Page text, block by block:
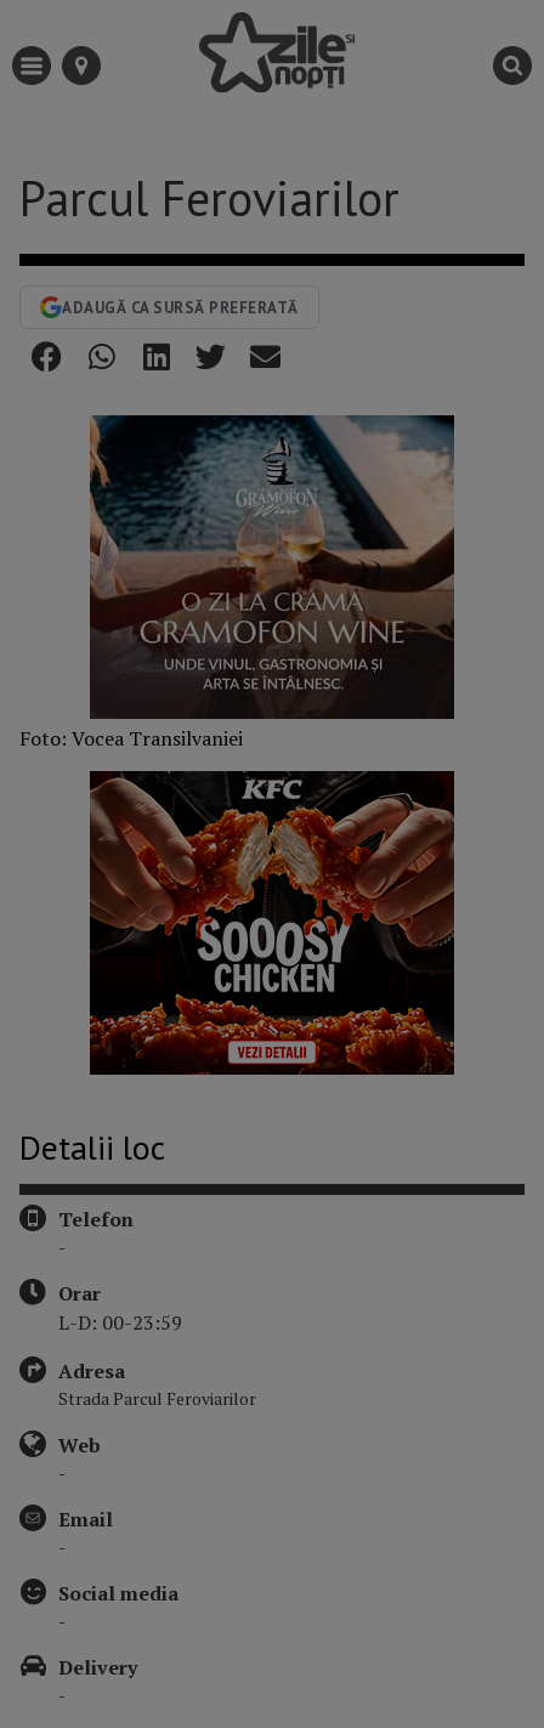
Parcul Feroviarilor
ADAUGĂ CA SURSĂ PREFERATĂ
Foto: Vocea Transilvaniei
Detalii loc
Telefon
-
Orar
L-D: 00-23:59
Adresa
Strada Parcul Feroviarilor
Web
-
Email
-
Social media
-
Delivery
-